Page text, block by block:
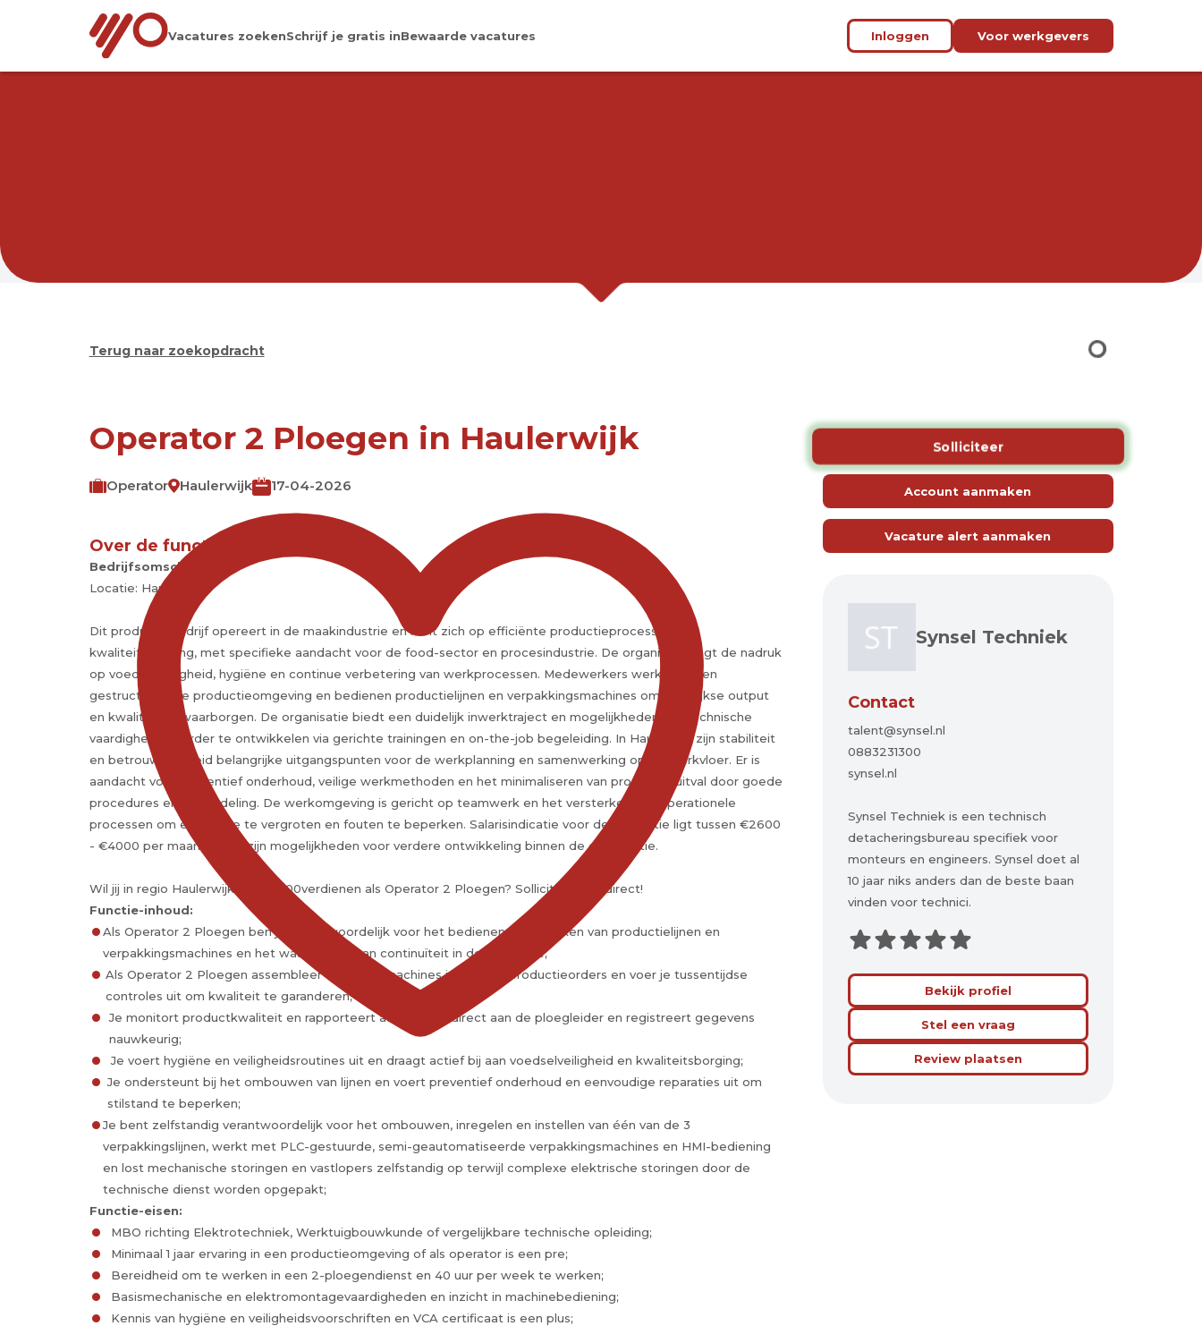
Vacatures zoekenSchrijf je gratis inBewaarde vacatures Inloggen Voor werkgevers
Terug naar zoekopdracht
Operator 2 Ploegen in Haulerwijk
Operator Haulerwijk 17-04-2026
Over de functie
Bedrijfsomschrijving:
Locatie: Haulerwijk.
Dit productiebedrijf opereert in de maakindustrie en richt zich op efficiënte productieprocessen en
kwaliteitsborging, met specifieke aandacht voor de food-sector en procesindustrie. De organisatie legt de nadruk
op voedselveiligheid, hygiëne en continue verbetering van werkprocessen. Medewerkers werken in een
gestructureerde productieomgeving en bedienen productielijnen en verpakkingsmachines om dagelijkse output
en kwaliteit te waarborgen. De organisatie biedt een duidelijk inwerktraject en mogelijkheden om technische
vaardigheden verder te ontwikkelen via gerichte trainingen en on-the-job begeleiding. In Haulerwijk zijn stabiliteit
en betrouwbaarheid belangrijke uitgangspunten voor de werkplanning en samenwerking op de werkvloer. Er is
aandacht voor preventief onderhoud, veilige werkmethoden en het minimaliseren van productie-uitval door goede
procedures en kennisdeling. De werkomgeving is gericht op teamwerk en het versterken van operationele
processen om efficiëntie te vergroten en fouten te beperken. Salarisindicatie voor deze functie ligt tussen €2600
- €4000 per maand en er zijn mogelijkheden voor verdere ontwikkeling binnen de organisatie.
Wil jij in regio Haulerwijk tot €4000verdienen als Operator 2 Ploegen? Solliciteer dan direct!
Functie-inhoud:
Als Operator 2 Ploegen ben je verantwoordelijk voor het bedienen en bewaken van productielijnen en
verpakkingsmachines en het waarborgen van continuïteit in de productie;
Als Operator 2 Ploegen assembleer en stel je machines in volgens productieorders en voer je tussentijdse
controles uit om kwaliteit te garanderen;
Je monitort productkwaliteit en rapporteert afwijkingen direct aan de ploegleider en registreert gegevens
nauwkeurig;
Je voert hygiëne en veiligheidsroutines uit en draagt actief bij aan voedselveiligheid en kwaliteitsborging;
Je ondersteunt bij het ombouwen van lijnen en voert preventief onderhoud en eenvoudige reparaties uit om
stilstand te beperken;
Je bent zelfstandig verantwoordelijk voor het ombouwen, inregelen en instellen van één van de 3
verpakkingslijnen, werkt met PLC-gestuurde, semi-geautomatiseerde verpakkingsmachines en HMI-bediening
en lost mechanische storingen en vastlopers zelfstandig op terwijl complexe elektrische storingen door de
technische dienst worden opgepakt;
Functie-eisen:
MBO richting Elektrotechniek, Werktuigbouwkunde of vergelijkbare technische opleiding;
Minimaal 1 jaar ervaring in een productieomgeving of als operator is een pre;
Bereidheid om te werken in een 2-ploegendienst en 40 uur per week te werken;
Basismechanische en elektromontagevaardigheden en inzicht in machinebediening;
Kennis van hygiëne en veiligheidsvoorschriften en VCA certificaat is een plus;
Solliciteer
Account aanmaken
Vacature alert aanmaken
Synsel Techniek
Contact
talent@synsel.nl
0883231300
synsel.nl
Synsel Techniek is een technisch
detacheringsbureau specifiek voor
monteurs en engineers. Synsel doet al
10 jaar niks anders dan de beste baan
vinden voor technici.
Bekijk profiel
Stel een vraag
Review plaatsen